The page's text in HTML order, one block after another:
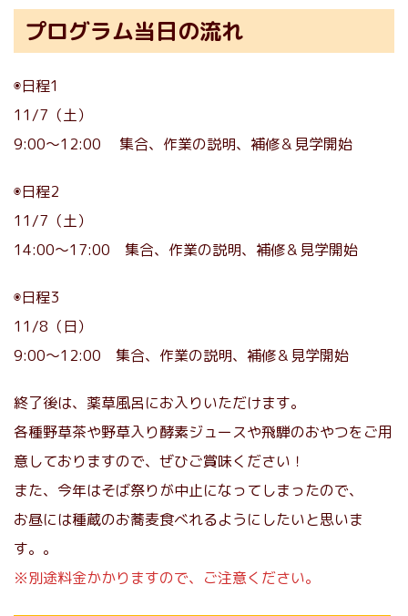
プログラム当日の流れ
◉日程1
11/7（土）
9:00〜12:00 集合、作業の説明、補修＆見学開始
◉日程2
11/7（土）
14:00〜17:00 集合、作業の説明、補修＆見学開始
◉日程3
11/8（日）
9:00〜12:00 集合、作業の説明、補修＆見学開始
終了後は、薬草風呂にお入りいただけます。
各種野草茶や野草入り酵素ジュースや飛騨のおやつをご用
意しておりますので、ぜひご賞味ください！
また、今年はそば祭りが中止になってしまったので、
お昼には種蔵のお蕎麦食べれるようにしたいと思いま
す。。
※別途料金かかりますので、ご注意ください。